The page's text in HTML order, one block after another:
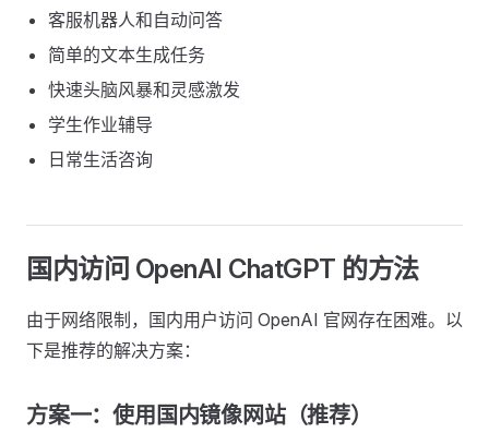
客服机器人和自动问答
简单的文本生成任务
快速头脑风暴和灵感激发
学生作业辅导
日常生活咨询
国内访问 OpenAI ChatGPT 的方法
由于网络限制，国内用户访问 OpenAI 官网存在困难。以
下是推荐的解决方案：
方案一：使用国内镜像网站（推荐）